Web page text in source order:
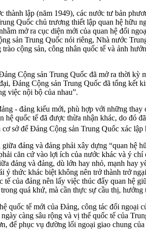
thành lập (năm 1949), các nước tư bản
Quốc chủ trương thiết lập quan hệ hữu
mở ra cục diện mới của quan hệ đối
sản Trung Quốc nói riêng, Nhà nước
cộng sản, công nhân quốc tế và ảnh
Cộng sản Trung Quốc đã mở ra thời kỳ
Đảng Cộng sản Trung Quốc đã tổng kết
việc nội bộ của nhau”.
- đảng kiểu mới, phù hợp với những
hệ quốc tế đã được thừa nhận khác, do
cơ sở để Đảng Cộng sản Trung Quốc xác
giữa đảng và đảng phải xây dựng “quan hệ
căn cứ vào lợi ích của nước khác và ý chí
đảng và đảng, dù lớn hay nhỏ, mạnh hay
ý thức khác biệt không nên trở thành trở
tế của đảng nên lấy việc thúc đẩy quan hệ
quá khứ, mà cần thực sự cầu thị,
quốc tế mới của Đảng, công tác đối
càng sâu rộng và vị thế quốc tế của
để phục vụ đường lối ngoại giao chung